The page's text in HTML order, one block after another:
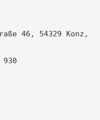
46, 54329 Konz,